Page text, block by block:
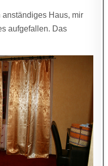
Haus, mir
aufgefallen. Das